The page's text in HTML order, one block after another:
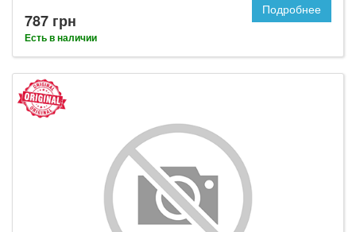
787 грн
Есть в наличии
Подробнее